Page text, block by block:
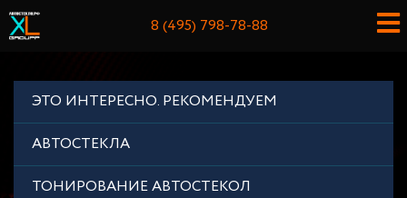
8 (495) 798-78-88
ЭТО ИНТЕРЕСНО. РЕКОМЕНДУЕМ
АВТОСТЕКЛА
ТОНИРОВАНИЕ АВТОСТЕКОЛ